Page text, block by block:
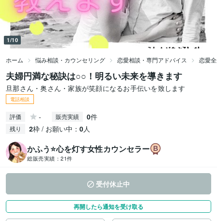
1/10
ホーム 悩み相談・カウンセリング 恋愛相談・専門アドバイス 恋愛
夫婦円満な秘訣は○○！明るい未来を導きます
旦那さん・奥さん・家族が笑顔になるお手伝いを致します
電話相談
評価 - 販売実績 0件
残り 2枠 / お願い中： 0人
かふう⭐️心を灯す女性カウンセラー
総販売実績： 21件
受付休止中
再開したら通知を受け取る